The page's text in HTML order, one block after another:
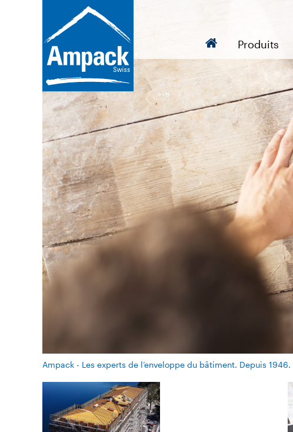
Produits
Ampack - Les experts de l’enveloppe du bâtiment. Depuis 1946.